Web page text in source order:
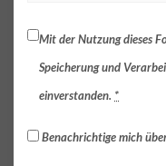
Mit der Nutzung dieses
Speicherung und
einverstanden. *
Benachrichtige mich